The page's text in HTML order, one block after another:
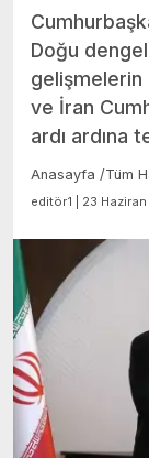
Doğu
gelişmelerin
ve İran
ardı ardına
Anasayfa /Tüm
editör1 | 23